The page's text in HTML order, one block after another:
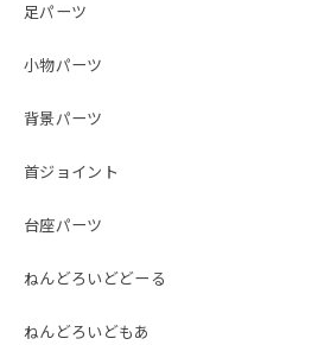
足パーツ
小物パーツ
背景パーツ
首ジョイント
台座パーツ
ねんどろいどどーる
ねんどろいどもあ